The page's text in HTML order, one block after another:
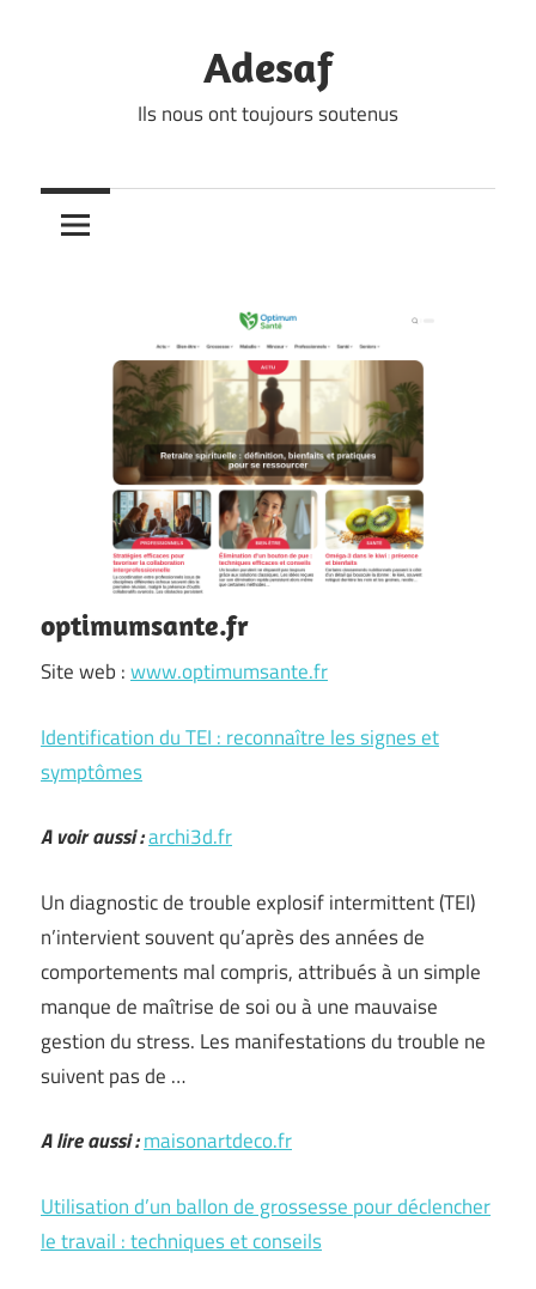
Adesaf
Ils nous ont toujours soutenus
optimumsante.fr
Site web :www.optimumsante.fr
Identification du TEI : reconnaître les signes et
symptômes
A voir aussi :archi3d.fr
Un diagnostic de trouble explosif intermittent (TEI)
n’intervient souvent qu’après des années de
comportements mal compris, attribués à un simple
manque de maîtrise de soi ou à une mauvaise
gestion du stress. Les manifestations du trouble ne
suivent pas de …
A lire aussi :maisonartdeco.fr
Utilisation d’un ballon de grossesse pour déclencher
le travail : techniques et conseils